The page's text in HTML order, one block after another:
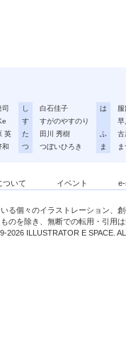
司
英
和
し
白石佳子
す
すがのやすのり
た
田川 秀樹
つ
つぼいひろき
は
早
ふ
古
ま
ついて イベント
る個々のイラストレーション、
のを除き、無断での転用・引用
2026 ILLUSTRATOR E SPACE.